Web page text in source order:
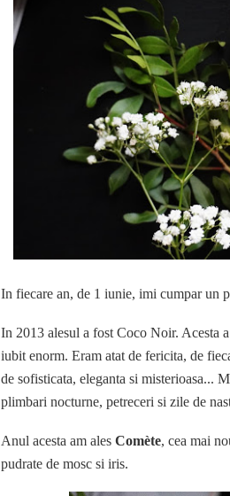
In fiecare an, de 1 iunie, imi cumpar un
In 2013 alesul a fost Coco Noir. Acesta
iubit enorm. Eram atat de fericita, de
de sofisticata, eleganta si misterioasa...
plimbari nocturne, petreceri si zile de
Anul acesta am ales Comète, cea mai
pudrate de mosc si iris.